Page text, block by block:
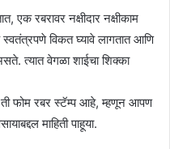
एक रबरावर नक्षीदार नक्षीकाम
विकत घ्यावे लागतात आणि
त्यात वेगळा शाईचा शिक्का
फोम रबर स्टॅम्प आहे, म्हणून आपण
माहिती पाहूया.